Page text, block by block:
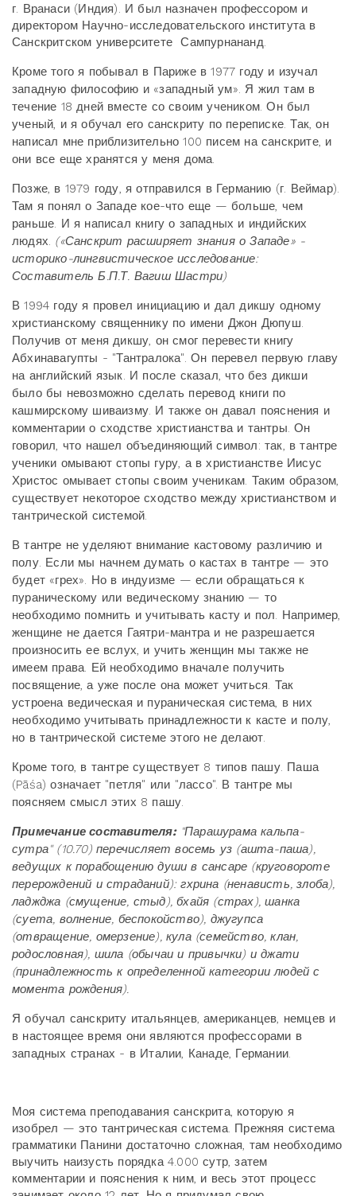
г. Вранаси (Индия). И был назначен профессором и
директором Научно-исследовательского института в
Санскритском университете Сампурнананд.
Кроме того я побывал в Париже в 1977 году и изучал
западную философию и «западный ум». Я жил там в
течение 18 дней вместе со своим учеником. Он был
ученый, и я обучал его санскриту по переписке. Так, он
написал мне приблизительно 100 писем на санскрите, и
они все еще хранятся у меня дома.
Позже, в 1979 году, я отправился в Германию (г. Веймар).
Там я понял о Западе кое-что еще — больше, чем
раньше. И я написал книгу о западных и индийских
людях. («Санскрит расширяет знания о Западе» -
историко-лингвистическое исследование:
Составитель Б.П.Т. Вагиш Шастри)
В 1994 году я провел инициацию и дал дикшу одному
христианскому священнику по имени Джон Дюпуш.
Получив от меня дикшу, он смог перевести книгу
Абхинавагупты - "Тантралока". Он перевел первую главу
на английский язык. И после сказал, что без дикши
было бы невозможно сделать перевод книги по
кашмирскому шиваизму. И также он давал пояснения и
комментарии о сходстве христианства и тантры. Он
говорил, что нашел объединяющий символ: так, в тантре
ученики омывают стопы гуру, а в христианстве Иисус
Христос омывает стопы своим ученикам. Таким образом,
существует некоторое сходство между христианством и
тантрической системой.
В тантре не уделяют внимание кастовому различию и
полу. Если мы начнем думать о кастах в тантре — это
будет «грех». Но в индуизме — если обращаться к
пураническому или ведическому знанию — то
необходимо помнить и учитывать касту и пол. Например,
женщине не дается Гаятри-мантра и не разрешается
произносить ее вслух, и учить женщин мы также не
имеем права. Ей необходимо вначале получить
посвящение, а уже после она может учиться. Так
устроена ведическая и пураническая система, в них
необходимо учитывать принадлежности к касте и полу,
но в тантрической системе этого не делают.
Кроме того, в тантре существует 8 типов пашу. Паша
(Pāśa) означает "петля" или "лассо". В тантре мы
поясняем смысл этих 8 пашу.
Примечание составителя: "Парашурама кальпа-
сутра" (10.70) перечисляет восемь уз (ашта-паша),
ведущих к порабощению души в сансаре (круговороте
перерождений и страданий): гхрина (ненависть, злоба),
ладжджа (смущение, стыд), бхайя (страх), шанка
(суета, волнение, беспокойство), джугупса
(отвращение, омерзение), кула (семейство, клан,
родословная), шила (обычаи и привычки) и джати
(принадлежность к определенной категории людей с
момента рождения).
Я обучал санскриту итальянцев, американцев, немцев и
в настоящее время они являются профессорами в
западных странах - в Италии, Канаде, Германии.
Моя система преподавания санскрита, которую я
изобрел — это тантрическая система. Прежняя система
грамматики Панини достаточно сложная, там необходимо
выучить наизусть порядка 4.000 сутр, затем
комментарии и пояснения к ним, и весь этот процесс